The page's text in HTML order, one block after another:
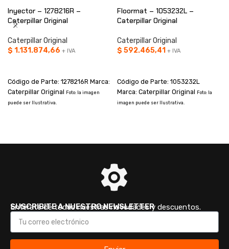
Inyector – 1278216R –
Caterpillar Original
Caterpillar Original
$ 1.131.874,66 + IVA
Código de Parte: 1278216R Marca:
Caterpillar Original Foto: la imagen
puede ser Ilustrativa.
Floormat – 1053232L –
Caterpillar Original
Caterpillar Original
$ 592.465,41 + IVA
Código de Parte: 1053232L
Marca: Caterpillar Original Foto: la
imagen puede ser Ilustrativa.
SUSCRIBITE A NUESTRO NEWSLETTER
Enterate de todas nuestras novedades y descuentos.